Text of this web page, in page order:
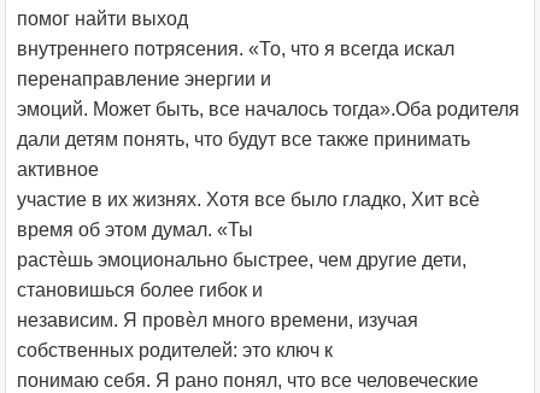
помог найти выход
внутреннего потрясения. «То, что я всегда искал
перенаправление энергии и
эмоций. Может быть, все началось тогда».Оба родителя
дали детям понять, что будут все также принимать
активное
участие в их жизнях. Хотя все было гладко, Хит всѐ
время об этом думал. «Ты
растѐшь эмоционально быстрее, чем другие дети,
становишься более гибок и
независим. Я провѐл много времени, изучая
собственных родителей: это ключ к
понимаю себя. Я рано понял, что все человеческие